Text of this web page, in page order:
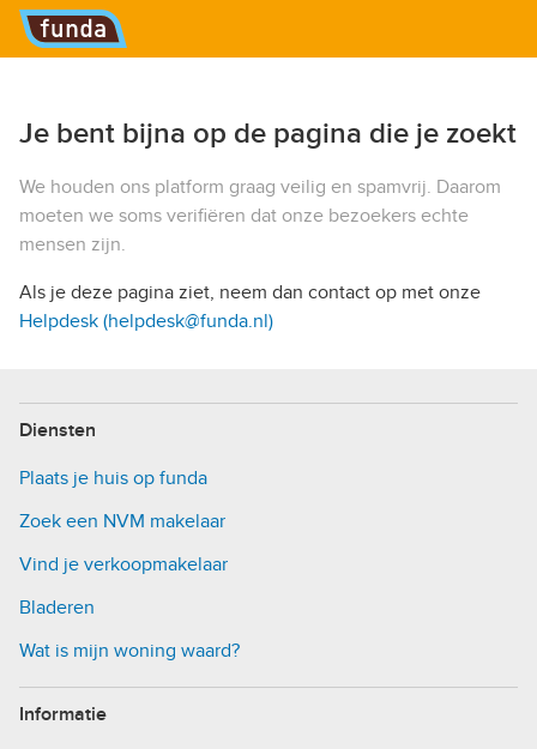
Hoofdmenu
Je bent bijna op de pagina die je zoekt
We houden ons platform graag veilig en spamvrij. Daarom
moeten we soms verifiëren dat onze bezoekers echte
mensen zijn.
Als je deze pagina ziet, neem dan contact op met onze
Helpdesk (helpdesk@funda.nl)
Diensten
Plaats je huis op funda
Zoek een NVM makelaar
Vind je verkoopmakelaar
Bladeren
Wat is mijn woning waard?
Informatie